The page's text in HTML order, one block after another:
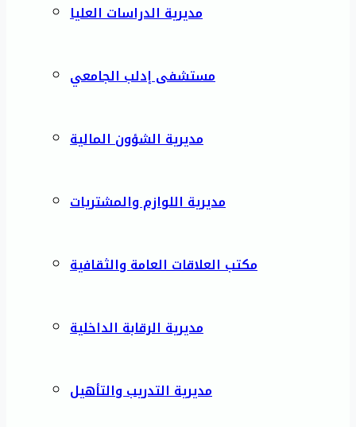
مديرية الدراسات العليا
مستشفى إدلب الجامعي
مديرية الشؤون المالية
مديرية اللوازم والمشتريات
مكتب العلاقات العامة والثقافية
مديرية الرقابة الداخلية
مديرية التدريب والتأهيل